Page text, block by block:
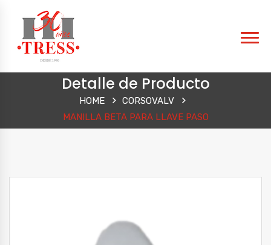
Detalle de Producto
HOME
CORSOVALV
MANILLA BETA PARA LLAVE PASO